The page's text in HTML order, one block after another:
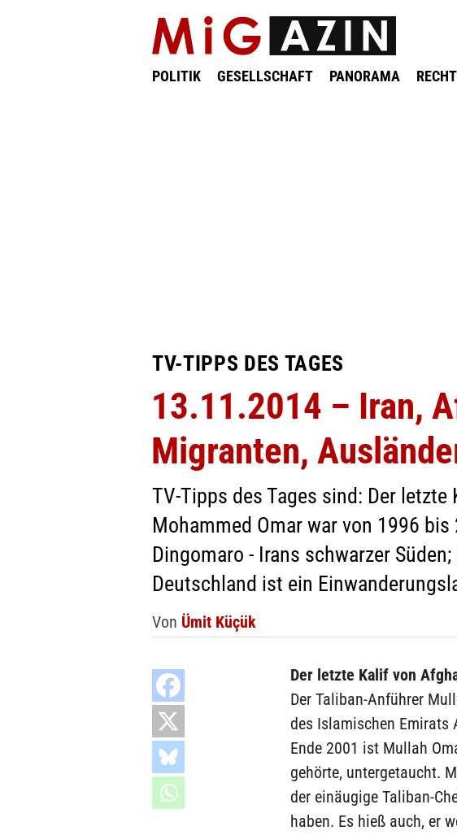
POLITIK GESELLSCHAFT PANORAMA RECHT
TV-TIPPS DES TAGES
13.11.2014 – Iran,
Migranten,
TV-Tipps des Tages sind: Der
Mohammed Omar war von 1996
Dingomaro - Irans schwarzer
Deutschland ist ein
Von Ümit Küçük
Der letzte Kalif von
Der Taliban-Anführer
des Islamischen Emirats
Ende 2001 ist Mullah
gehörte, untergetaucht.
der einäugige Taliban-
haben. Es hieß auch, er